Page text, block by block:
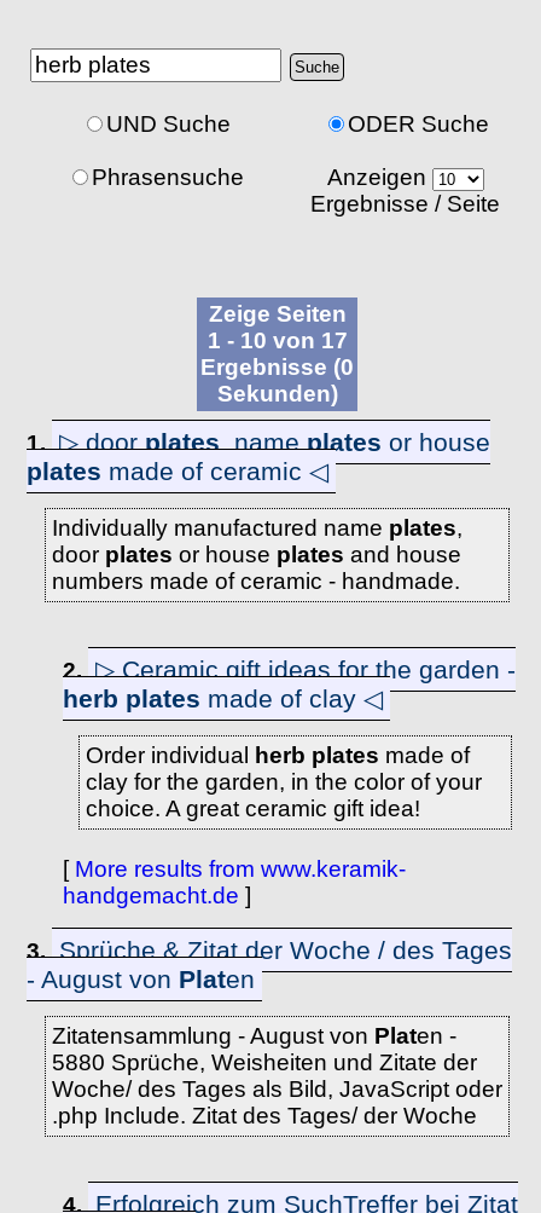
UND Suche
Phrasensuche
ODER Suche
Anzeigen
Ergebnisse / Seite
Zeige Seiten
1 - 10 von 17
Ergebnisse (0
Sekunden)
1. ▷ doorplates, nameplates or house
plates made of ceramic ◁
Individually manufactured name plates,
door plates or house plates and house
numbers made of ceramic - handmade.
2. ▷ Ceramic gift ideas for the garden -
herb plates made of clay ◁
Order individual herb plates made of
clay for the garden, in the color of your
choice. A great ceramic gift idea!
[ More results from www.keramik-
handgemacht.de ]
3. Sprüche & Zitat der Woche / des Tages
- August von Platen
Zitatensammlung - August von Platen -
5880 Sprüche, Weisheiten und Zitate der
Woche/ des Tages als Bild, JavaScript oder
.php Include. Zitat des Tages/ der Woche
4. Erfolgreich zum SuchTreffer bei Zitat